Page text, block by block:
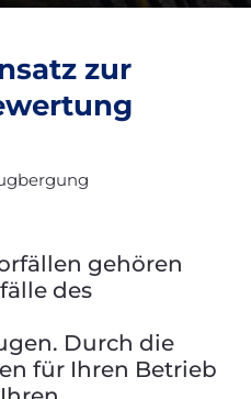
zur
gehören
des
Durch die
für Ihren Betrieb